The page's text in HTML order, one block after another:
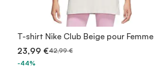
T-shirt Nike Club Beige pour Femme
23,99 €42,99 €
-44%